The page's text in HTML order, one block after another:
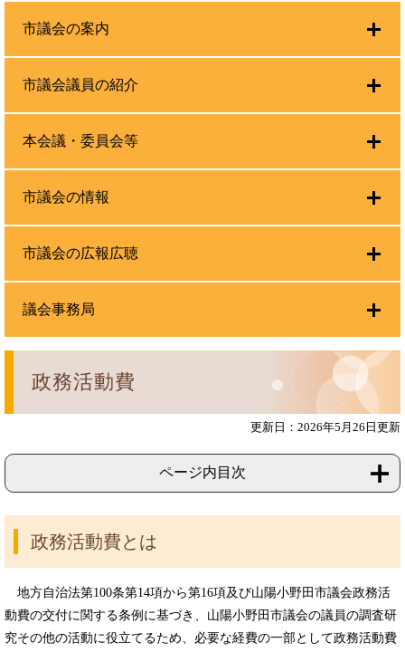
政務活動費
更新日：2026年5月26日更新
ページ内目次
政務活動費とは
地方自治法第100条第14項から第16項及び山陽小野田市議会政務活
動費の交付に関する条例に基づき、山陽小野田市議会の議員の調査研
究その他の活動に役立てるため、必要な経費の一部として政務活動費
市議会の案内
市議会議員の紹介
本会議・委員会等
市議会の情報
市議会の広報広聴
議会事務局